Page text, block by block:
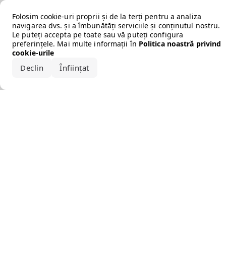
Folosim cookie-uri proprii și de la terți pentru a analiza
navigarea dvs. și a îmbunătăți serviciile și conținutul nostru.
Le puteți accepta pe toate sau vă puteți configura
preferințele. Mai multe informații în Politica noastră privind
cookie-urile
Declin Înființat
Error loading the brand